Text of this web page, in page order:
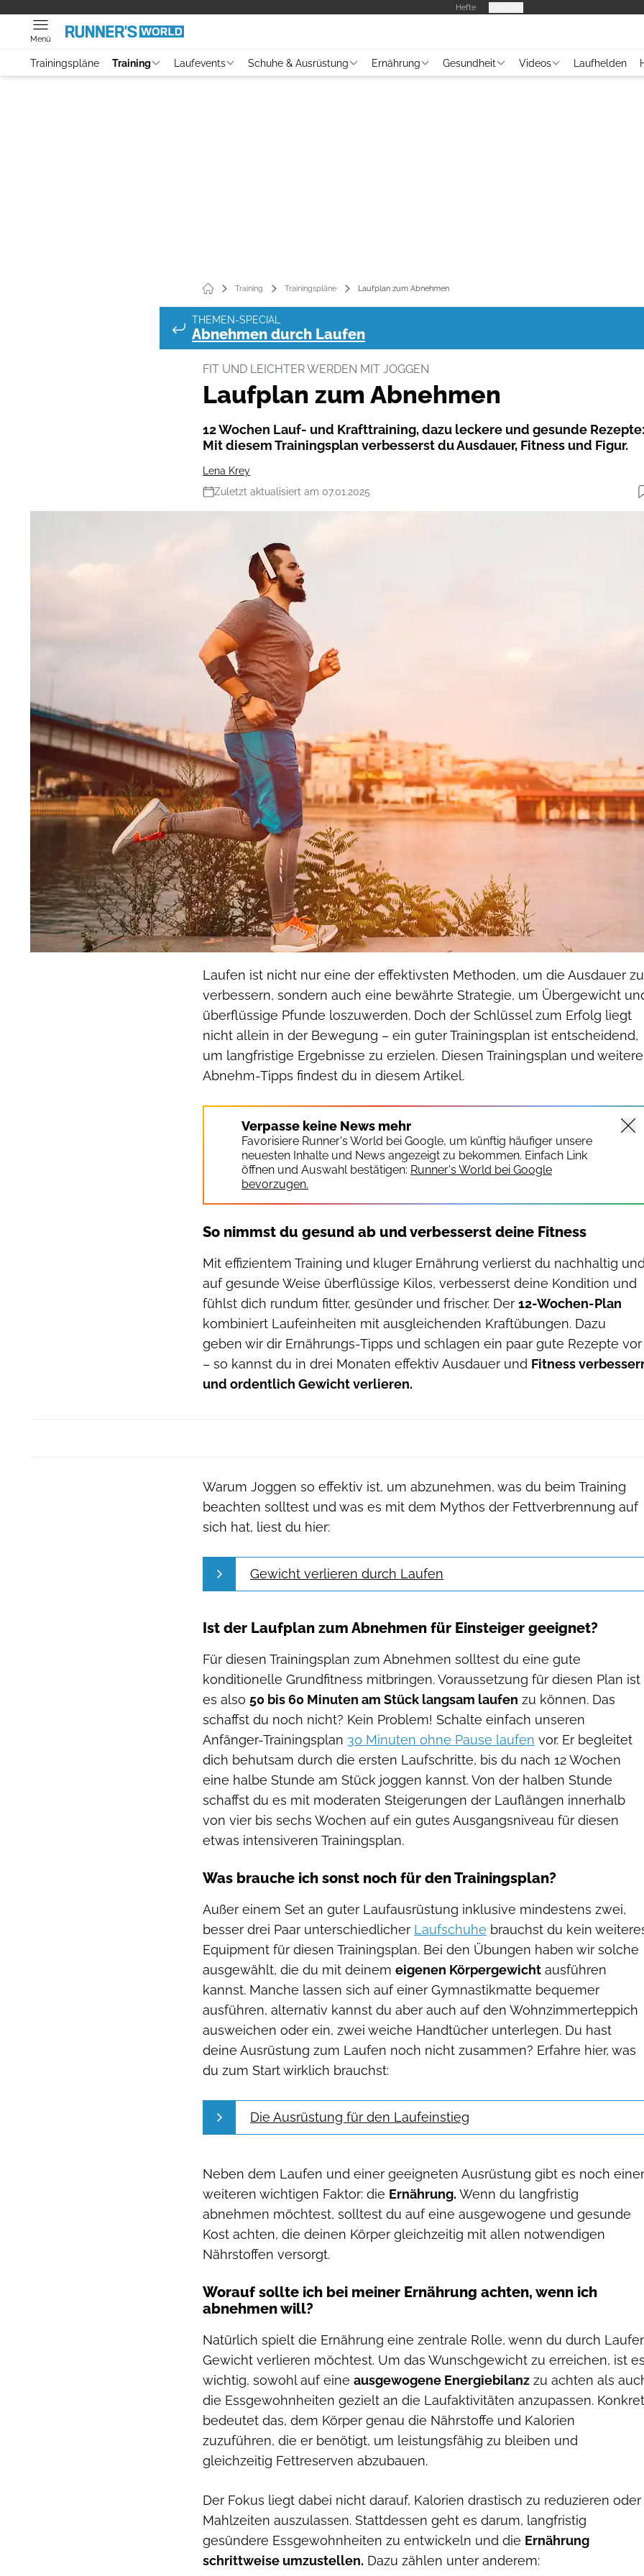
Hefte
Menü
Trainingspläne Training Laufevents Schuhe & Ausrüstung Ernährung Gesundheit Videos Laufhelden
Training Trainingspläne Laufplan zum Abnehmen
THEMEN-SPECIAL
Abnehmen durch Laufen
FIT UND LEICHTER WERDEN MIT JOGGEN
Laufplan zum Abnehmen
12 Wochen Lauf- und Krafttraining, dazu leckere und gesunde Rezepte:
Mit diesem Trainingsplan verbesserst du Ausdauer, Fitness und Figur.
Lena Krey
Zuletzt aktualisiert am 07.01.2025
Laufen ist nicht nur eine der effektivsten Methoden, um die Ausdauer zu
verbessern, sondern auch eine bewährte Strategie, um Übergewicht
überflüssige Pfunde loszuwerden. Doch der Schlüssel zum Erfolg liegt
nicht allein in der Bewegung – ein guter Trainingsplan ist entscheidend,
um langfristige Ergebnisse zu erzielen. Diesen Trainingsplan und weitere
Abnehm-Tipps findest du in diesem Artikel.
Verpasse keine News mehr
Favorisiere Runner's World bei Google, um künftig häufiger unsere
neuesten Inhalte und News angezeigt zu bekommen. Einfach Link
öffnen und Auswahl bestätigen: Runner's World bei Google
bevorzugen.
So nimmst du gesund ab und verbesserst deine Fitness
Mit effizientem Training und kluger Ernährung verlierst du nachhaltig
auf gesunde Weise überflüssige Kilos, verbesserst deine Kondition und
fühlst dich rundum fitter, gesünder und frischer. Der 12-Wochen-Plan
kombiniert Laufeinheiten mit ausgleichenden Kraftübungen. Dazu
geben wir dir Ernährungs-Tipps und schlagen ein paar gute Rezepte vor
– so kannst du in drei Monaten effektiv Ausdauer und Fitness
und ordentlich Gewicht verlieren.
Warum Joggen so effektiv ist, um abzunehmen, was du beim Training
beachten solltest und was es mit dem Mythos der Fettverbrennung auf
sich hat, liest du hier:
Gewicht verlieren durch Laufen
Ist der Laufplan zum Abnehmen für Einsteiger geeignet?
Für diesen Trainingsplan zum Abnehmen solltest du eine gute
konditionelle Grundfitness mitbringen. Voraussetzung für diesen Plan ist
es also 50 bis 60 Minuten am Stück langsam laufen zu können. Das
schaffst du noch nicht? Kein Problem! Schalte einfach unseren
Anfänger-Trainingsplan 30 Minuten ohne Pause laufen vor. Er begleitet
dich behutsam durch die ersten Laufschritte, bis du nach 12 Wochen
eine halbe Stunde am Stück joggen kannst. Von der halben Stunde
schaffst du es mit moderaten Steigerungen der Lauflängen innerhalb
von vier bis sechs Wochen auf ein gutes Ausgangsniveau für diesen
etwas intensiveren Trainingsplan.
Was brauche ich sonst noch für den Trainingsplan?
Außer einem Set an guter Laufausrüstung inklusive mindestens zwei,
besser drei Paar unterschiedlicher Laufschuhe brauchst du kein
Equipment für diesen Trainingsplan. Bei den Übungen haben wir solche
ausgewählt, die du mit deinem eigenen Körpergewicht ausführen
kannst. Manche lassen sich auf einer Gymnastikmatte bequemer
ausführen, alternativ kannst du aber auch auf den Wohnzimmerteppich
ausweichen oder ein, zwei weiche Handtücher unterlegen. Du hast
deine Ausrüstung zum Laufen noch nicht zusammen? Erfahre hier, was
du zum Start wirklich brauchst:
Die Ausrüstung für den Laufeinstieg
Neben dem Laufen und einer geeigneten Ausrüstung gibt es noch
weiteren wichtigen Faktor: die Ernährung. Wenn du langfristig
abnehmen möchtest, solltest du auf eine ausgewogene und gesunde
Kost achten, die deinen Körper gleichzeitig mit allen notwendigen
Nährstoffen versorgt.
Worauf sollte ich bei meiner Ernährung achten, wenn ich
abnehmen will?
Natürlich spielt die Ernährung eine zentrale Rolle, wenn du durch
Gewicht verlieren möchtest. Um das Wunschgewicht zu erreichen, ist
wichtig, sowohl auf eine ausgewogene Energiebilanz zu achten als
die Essgewohnheiten gezielt an die Laufaktivitäten anzupassen. Konkret
bedeutet das, dem Körper genau die Nährstoffe und Kalorien
zuzuführen, die er benötigt, um leistungsfähig zu bleiben und
gleichzeitig Fettreserven abzubauen.
Der Fokus liegt dabei nicht darauf, Kalorien drastisch zu reduzieren oder
Mahlzeiten auszulassen. Stattdessen geht es darum, langfristig
gesündere Essgewohnheiten zu entwickeln und die Ernährung
schrittweise umzustellen. Dazu zählen unter anderem: